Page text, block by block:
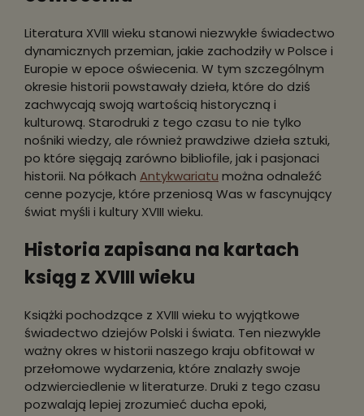
Literatura XVIII wieku stanowi niezwykłe świadectwo
dynamicznych przemian, jakie zachodziły w Polsce i
Europie w epoce oświecenia. W tym szczególnym
okresie historii powstawały dzieła, które do dziś
zachwycają swoją wartością historyczną i
kulturową. Starodruki z tego czasu to nie tylko
nośniki wiedzy, ale również prawdziwe dzieła sztuki,
po które sięgają zarówno bibliofile, jak i pasjonaci
historii. Na półkach Antykwariatu można odnaleźć
cenne pozycje, które przeniosą Was w fascynujący
świat myśli i kultury XVIII wieku.
Historia zapisana na kartach
ksiąg z XVIII wieku
Książki pochodzące z XVIII wieku to wyjątkowe
świadectwo dziejów Polski i świata. Ten niezwykle
ważny okres w historii naszego kraju obfitował w
przełomowe wydarzenia, które znalazły swoje
odzwierciedlenie w literaturze. Druki z tego czasu
pozwalają lepiej zrozumieć ducha epoki,